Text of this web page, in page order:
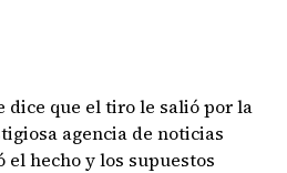
dice que el tiro le salió por la
agencia de noticias
hecho y los supuestos